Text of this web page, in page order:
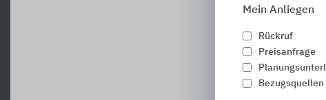
Mein Anliegen
Rückruf
Preisanfrage
Bezugsquellen